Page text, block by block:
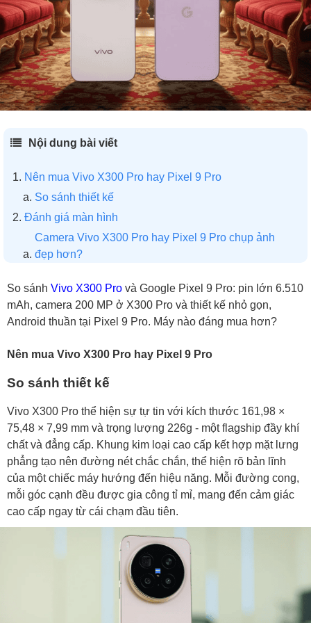
Nội dung bài viết
Nên mua Vivo X300 Pro hay Pixel 9 Pro
So sánh thiết kế
Đánh giá màn hình
Camera Vivo X300 Pro hay Pixel 9 Pro chụp ảnh
đẹp hơn?
Vivo X300 Pro và Pixel 9 Pro: Máy nào đáng mua
hơn?
So sánh Vivo X300 Pro và Google Pixel 9 Pro: pin lớn 6.510
mAh, camera 200 MP ở X300 Pro và thiết kế nhỏ gọn,
Android thuần tại Pixel 9 Pro. Máy nào đáng mua hơn?
Nên mua Vivo X300 Pro hay Pixel 9 Pro
So sánh thiết kế
Vivo X300 Pro thể hiện sự tự tin với kích thước 161,98 ×
75,48 × 7,99 mm và trọng lượng 226g - một flagship đầy khí
chất và đẳng cấp. Khung kim loại cao cấp kết hợp mặt lưng
phẳng tạo nên đường nét chắc chắn, thể hiện rõ bản lĩnh
của một chiếc máy hướng đến hiệu năng. Mỗi đường cong,
mỗi góc cạnh đều được gia công tỉ mỉ, mang đến cảm giác
cao cấp ngay từ cái chạm đầu tiên.